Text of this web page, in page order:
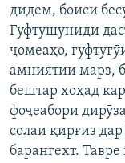
дидем, боиси
Гуфтушуниди
ҷомеаҳо,
амниятии марз,
бештар хоҳад
фоҷеабори
солаи қирғиз
барангехт.